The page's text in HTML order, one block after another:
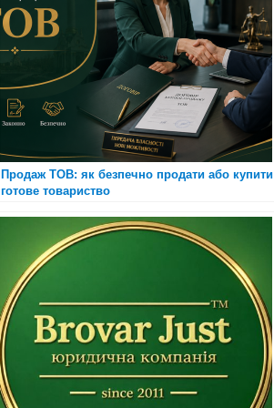
Продаж ТОВ: як безпечно продати або купити
готове товариство